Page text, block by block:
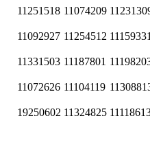
11251518 11074209
11092927 11254512 11159331
11331503 11187801
11072626 11104119
19250602 11324825